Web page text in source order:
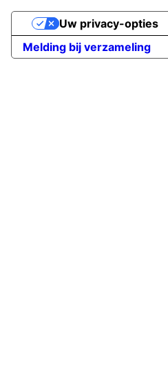
Melding bij verzameling
Uw privacy-opties